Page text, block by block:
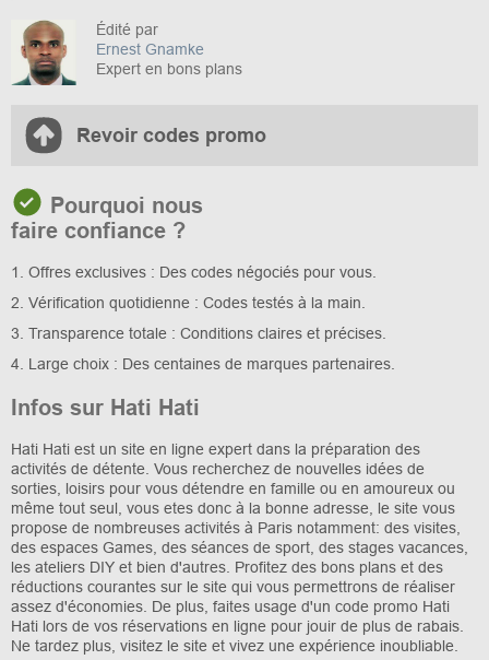
Édité par
Ernest Gnamke
Expert en bons plans
Revoir codes promo
Pourquoi nous
faire confiance ?
1. Offres exclusives : Des codes négociés pour vous.
2. Vérification quotidienne : Codes testés à la main.
3. Transparence totale : Conditions claires et précises.
4. Large choix : Des centaines de marques partenaires.
Infos sur Hati Hati
Hati Hati est un site en ligne expert dans la préparation des
activités de détente. Vous recherchez de nouvelles idées de
sorties, loisirs pour vous détendre en famille ou en amoureux ou
même tout seul, vous etes donc à la bonne adresse, le site vous
propose de nombreuses activités à Paris notamment: des visites,
des espaces Games, des séances de sport, des stages vacances,
les ateliers DIY et bien d'autres. Profitez des bons plans et des
réductions courantes sur le site qui vous permettrons de réaliser
assez d'économies. De plus, faites usage d'un code promo Hati
Hati lors de vos réservations en ligne pour jouir de plus de rabais.
Ne tardez plus, visitez le site et vivez une expérience inoubliable.